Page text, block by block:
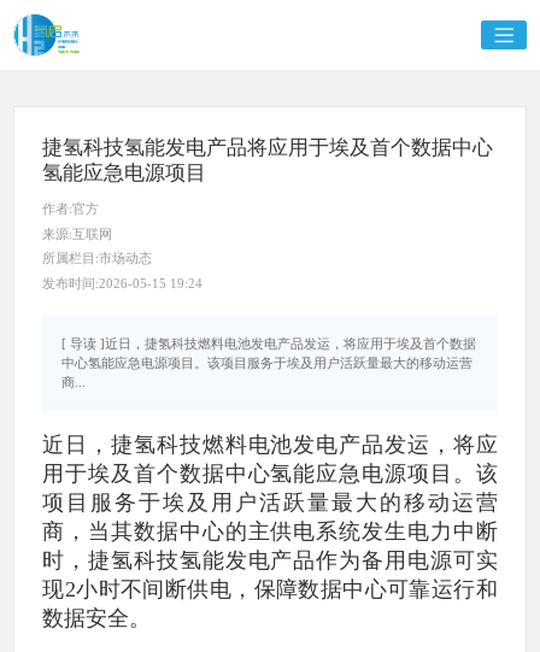
捷氢科技氢能发电产品将应用于埃及首个数据中心
氢能应急电源项目
作者:官方
来源:互联网
所属栏目:市场动态
发布时间:2026-05-15 19:24
[ 导读 ]近日，捷氢科技燃料电池发电产品发运，将应用于埃及首个数据
中心氢能应急电源项目。该项目服务于埃及用户活跃量最大的移动运营
商...
近日，捷氢科技燃料电池发电产品发运，将应
用于埃及首个数据中心氢能应急电源项目。该
项目服务于埃及用户活跃量最大的移动运营
商，当其数据中心的主供电系统发生电力中断
时，捷氢科技氢能发电产品作为备用电源可实
现2小时不间断供电，保障数据中心可靠运行和
数据安全。